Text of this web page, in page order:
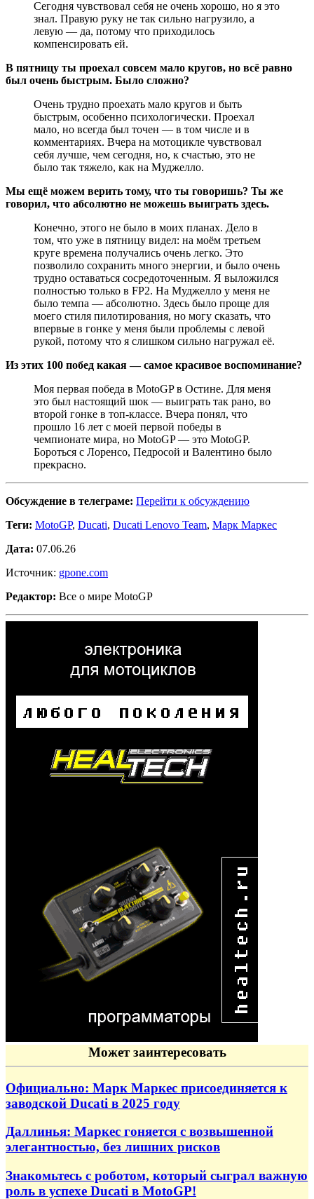
Сегодня чувствовал себя не очень хорошо, но я это
знал. Правую руку не так сильно нагрузило, а
левую — да, потому что приходилось
компенсировать ей.
В пятницу ты проехал совсем мало кругов, но всё равно
был очень быстрым. Было сложно?
Очень трудно проехать мало кругов и быть
быстрым, особенно психологически. Проехал
мало, но всегда был точен — в том числе и в
комментариях. Вчера на мотоцикле чувствовал
себя лучше, чем сегодня, но, к счастью, это не
было так тяжело, как на Муджелло.
Мы ещё можем верить тому, что ты говоришь? Ты же
говорил, что абсолютно не можешь выиграть здесь.
Конечно, этого не было в моих планах. Дело в
том, что уже в пятницу видел: на моём третьем
круге времена получались очень легко. Это
позволило сохранить много энергии, и было очень
трудно оставаться сосредоточенным. Я выложился
полностью только в FP2. На Муджелло у меня не
было темпа — абсолютно. Здесь было проще для
моего стиля пилотирования, но могу сказать, что
впервые в гонке у меня были проблемы с левой
рукой, потому что я слишком сильно нагружал её.
Из этих 100 побед какая — самое красивое воспоминание?
Моя первая победа в MotoGP в Остине. Для меня
это был настоящий шок — выиграть так рано, во
второй гонке в топ-классе. Вчера понял, что
прошло 16 лет с моей первой победы в
чемпионате мира, но MotoGP — это MotoGP.
Бороться с Лоренсо, Педросой и Валентино было
прекрасно.
Обсуждение в телеграме: Перейти к обсуждению
Теги: MotoGP, Ducati, Ducati Lenovo Team, Марк Маркес
Дата: 07.06.26
Источник: gpone.com
Редактор: Все о мире MotoGP
Может заинтересовать
Официально: Марк Маркес присоединяется к
заводской Ducati в 2025 году
Даллинья: Маркес гоняется с возвышенной
элегантностью, без лишних рисков
Знакомьтесь с роботом, который сыграл важную
роль в успехе Ducati в MotoGP!